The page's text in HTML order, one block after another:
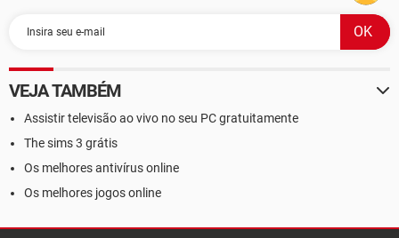
VEJA TAMBÉM
Assistir televisão ao vivo no seu PC gratuitamente
The sims 3 grátis
Os melhores antivírus online
Os melhores jogos online